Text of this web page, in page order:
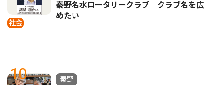
社会
秦野名水ロータリークラブ クラブ名を広
めたい
10
秦野